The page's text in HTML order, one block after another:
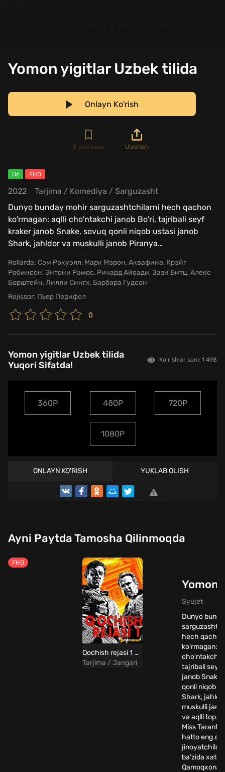
Yomon yigitlar Uzbek tilida
Onlayn Ko'rish
В закладки Ulashish
Uz FHD
2022 Tarjima / Komediya / Sarguzasht
Dunyo bunday mohir sarguzashtchilarni hech qachon
ko'rmagan: aqlli cho'ntakchi janob Bo'ri, tajribali seyf
kraker janob Snake, sovuq qonli niqob ustasi janob
Shark, jahldor va muskulli janob Piranya…
Rollarda: Сэм Рокуэлл, Марк Мэрон, Аквафина, Крэйг
Робинсон, Энтони Рамос, Ричард Айоади, Зази Битц, Алекс
Борштейн, Лилли Сингх, Барбара Гудсон
Rejissor: Пьер Перифел
0
Yomon yigitlar Uzbek tilida
Yuqori Sifatda!
Ko'rishlar soni: 1 498
360P 480P 720P
1080P
ONLAYN KO'RISH YUKLAB OLISH
TREYLER
Ayni Paytda Tamosha Qilinmoqda
FHD
Qochish rejasi 1 Uzbek tilida
Tarjima / Jangari
Yomon
Syujet
Dunyo
hech qachon
ko'rmagan:
cho'ntakchi
tajribali seyf
janob
qonli niqob
Shark,
muskulli
va aqlli top.
Miss
hatto eng
jinoyatchilar
ba'zida xato